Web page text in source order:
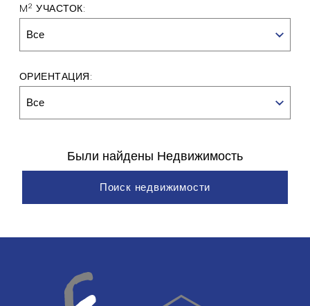
M2 УЧАСТОК:
Все
ОРИЕНТАЦИЯ:
Все
Были найдены Недвижимость